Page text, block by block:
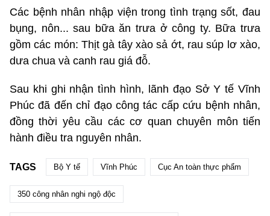
Các bệnh nhân nhập viện trong tình trạng sốt, đau
bụng, nôn... sau bữa ăn trưa ở công ty. Bữa trưa
gồm các món: Thịt gà tây xào sả ớt, rau súp lơ xào,
dưa chua và canh rau giá đỗ.
Sau khi ghi nhận tình hình, lãnh đạo Sở Y tế Vĩnh
Phúc đã đến chỉ đạo công tác cấp cứu bệnh nhân,
đồng thời yêu cầu các cơ quan chuyên môn tiến
hành điều tra nguyên nhân.
TAGS Bộ Y tế Vĩnh Phúc Cục An toàn thực phẩm
350 công nhân nghi ngộ độc